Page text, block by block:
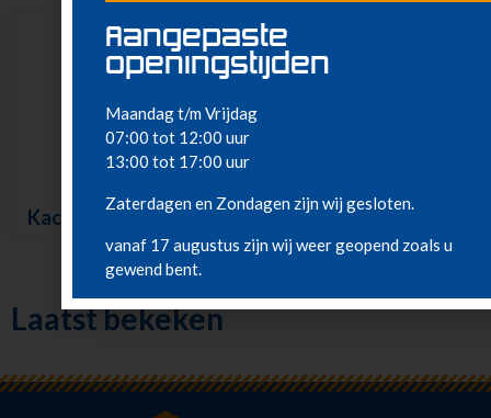
Kachel – 3 kW – 230 V Kachel – 9 kW – 380 V
Laatst bekeken
Aangepaste
openingstijden
Maandag t/m Vrijdag
07:00 tot 12:00 uur
13:00 tot 17:00 uur
Zaterdagen en Zondagen zijn wij gesloten.
vanaf 17 augustus zijn wij weer geopend zoals u
gewend bent.